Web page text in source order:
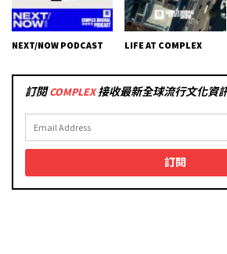
NEXT/NOW PODCAST LIFE AT COMPLEX
訂閱COMPLEX接收最新全球流行文化資
訂閱